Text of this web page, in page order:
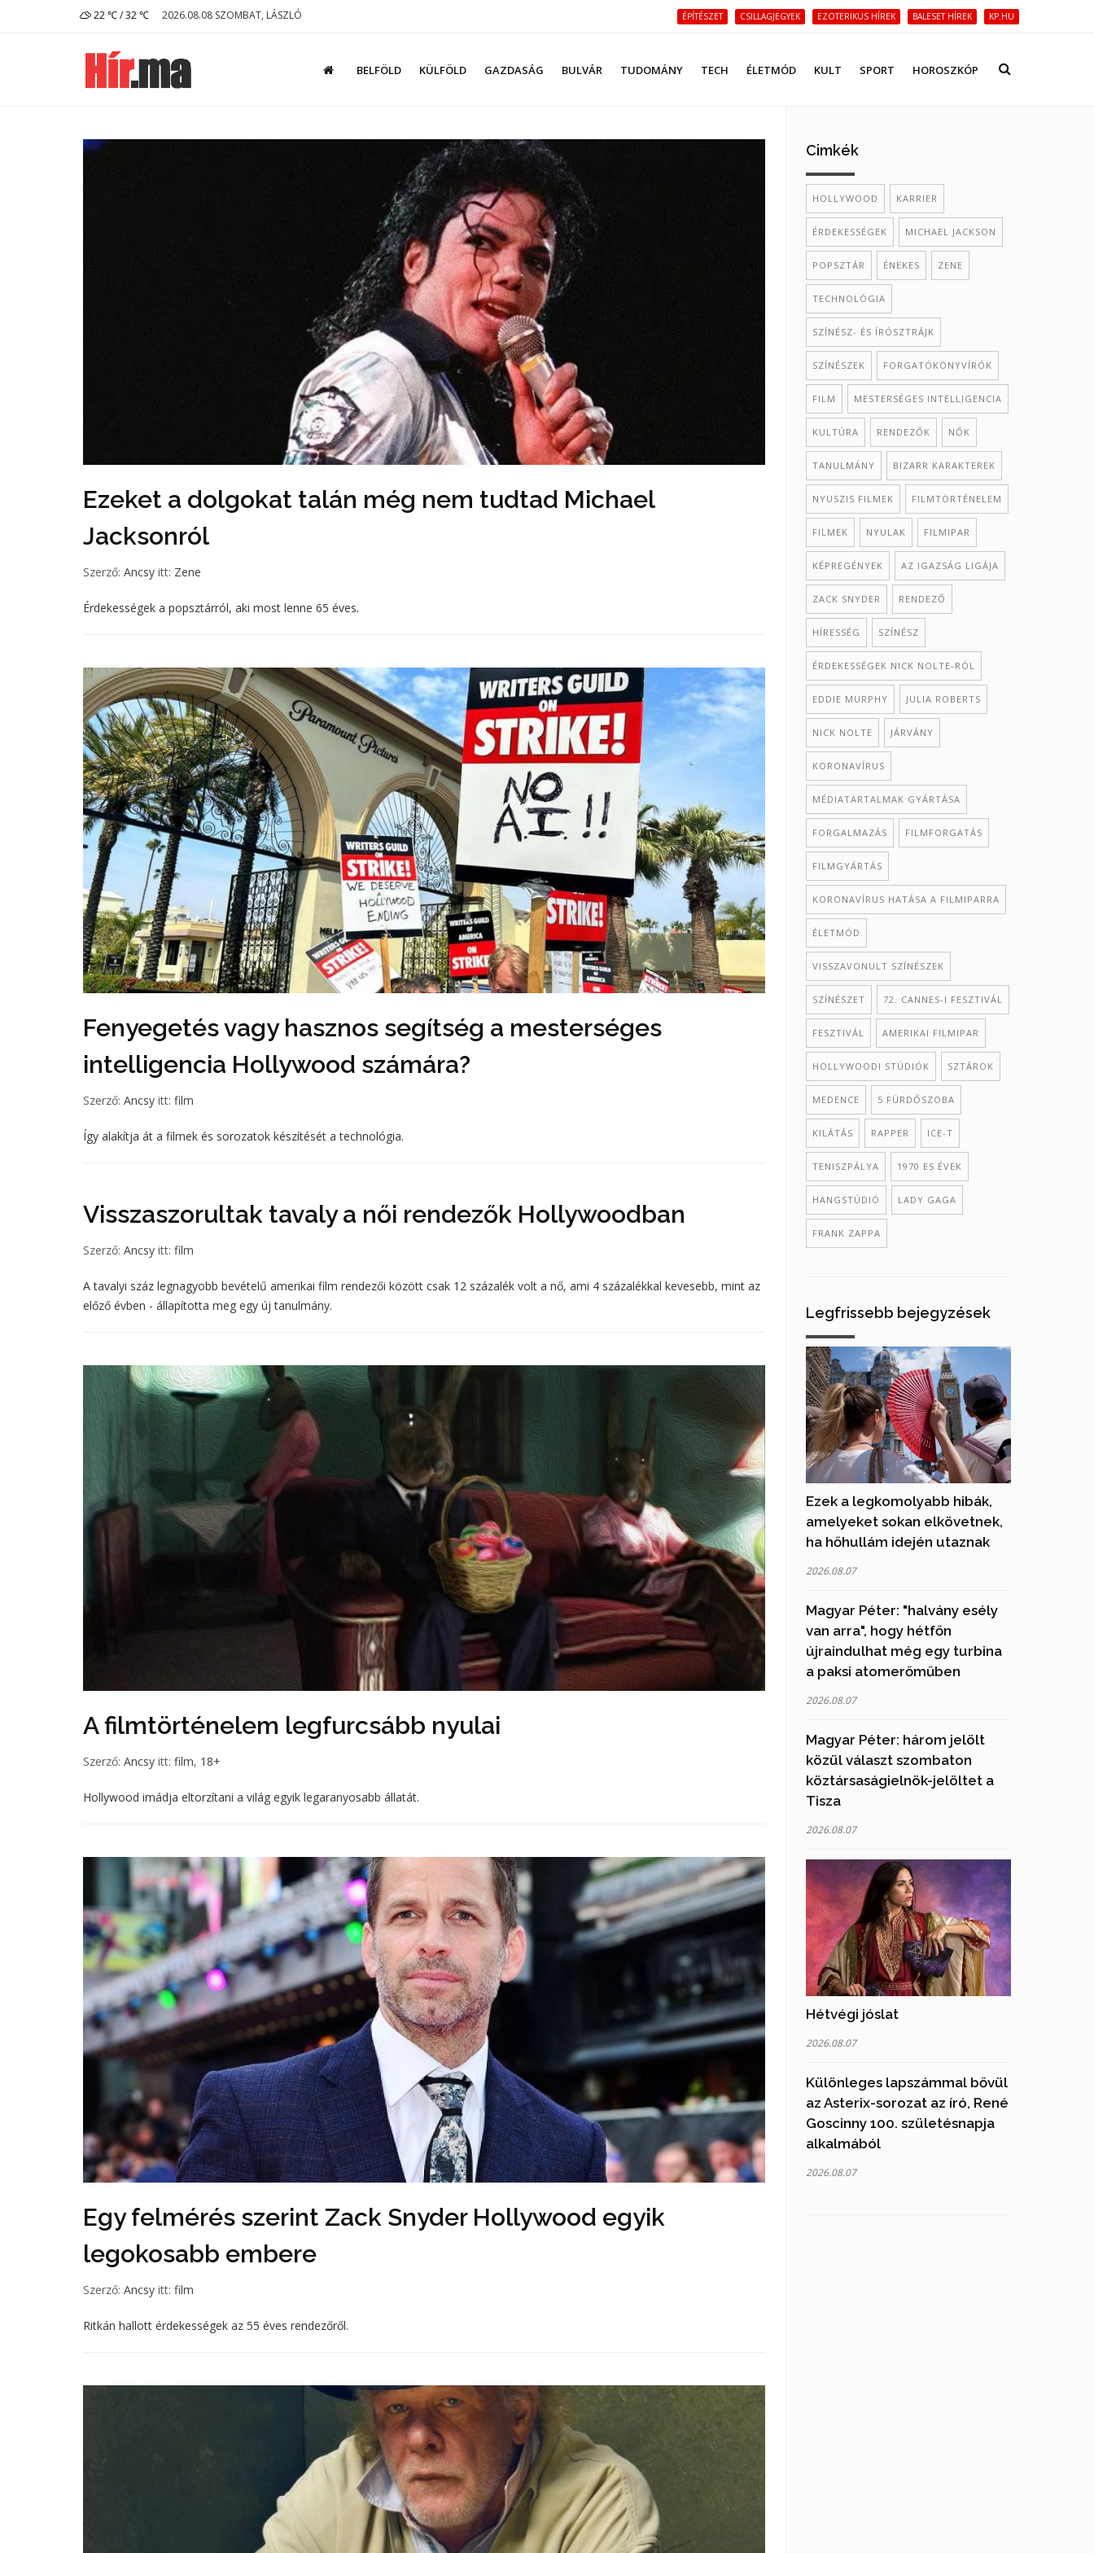
22 ℃ / 32 ℃ 2026.08.08 SZOMBAT, LÁSZLÓ ÉPÍTÉSZET CSILLAGJEGYEK EZOTERIKUS HÍREK BALESET HÍREK KP.HU
BELFÖLD KÜLFÖLD GAZDASÁG BULVÁR TUDOMÁNY TECH ÉLETMÓD KULT SPORT HOROSZKÓP
Ezeket a dolgokat talán még nem tudtad Michael
Jacksonról
Szerző: Ancsy itt: Zene
Érdekességek a popsztárról, aki most lenne 65 éves.
Fenyegetés vagy hasznos segítség a mesterséges
intelligencia Hollywood számára?
Szerző: Ancsy itt: film
Így alakítja át a filmek és sorozatok készítését a technológia.
Visszaszorultak tavaly a női rendezők Hollywoodban
Szerző: Ancsy itt: film
A tavalyi száz legnagyobb bevételű amerikai film rendezői között csak 12 százalék volt a nő, ami 4 százalékkal kevesebb, mint az
előző évben - állapította meg egy új tanulmány.
A filmtörténelem legfurcsább nyulai
Szerző: Ancsy itt: film, 18+
Hollywood imádja eltorzítani a világ egyik legaranyosabb állatát.
Egy felmérés szerint Zack Snyder Hollywood egyik
legokosabb embere
Szerző: Ancsy itt: film
Ritkán hallott érdekességek az 55 éves rendezőről.
Cimkék
HOLLYWOOD KARRIER
ÉRDEKESSÉGEK MICHAEL JACKSON
POPSZTÁR ÉNEKES ZENE
TECHNOLÓGIA
SZÍNÉSZ- ÉS ÍRÓSZTRÁJK
SZÍNÉSZEK FORGATÓKÖNYVÍRÓK
FILM MESTERSÉGES INTELLIGENCIA
KULTÚRA RENDEZŐK NŐK
TANULMÁNY BIZARR KARAKTEREK
NYUSZIS FILMEK FILMTÖRTÉNELEM
FILMEK NYULAK FILMIPAR
KÉPREGÉNYEK AZ IGAZSÁG LIGÁJA
ZACK SNYDER RENDEZŐ
HÍRESSÉG SZÍNÉSZ
ÉRDEKESSÉGEK NICK NOLTE-RÓL
EDDIE MURPHY JULIA ROBERTS
NICK NOLTE JÁRVÁNY
KORONAVÍRUS
MÉDIATARTALMAK GYÁRTÁSA
FORGALMAZÁS FILMFORGATÁS
FILMGYÁRTÁS
KORONAVÍRUS HATÁSA A FILMIPARRA
ÉLETMÓD
VISSZAVONULT SZÍNÉSZEK
SZÍNÉSZET 72. CANNES-I FESZTIVÁL
FESZTIVÁL AMERIKAI FILMIPAR
HOLLYWOODI STÚDIÓK SZTÁROK
MEDENCE 5 FÜRDŐSZOBA
KILÁTÁS RAPPER ICE-T
TENISZPÁLYA 1970 ES ÉVEK
HANGSTÚDIÓ LADY GAGA
FRANK ZAPPA
Legfrissebb bejegyzések
Ezek a legkomolyabb hibák,
amelyeket sokan elkövetnek,
ha hőhullám idején utaznak
2026.08.07
Magyar Péter: "halvány esély
van arra", hogy hétfőn
újraindulhat még egy turbina
a paksi atomerőműben
2026.08.07
Magyar Péter: három jelölt
közül választ szombaton
köztársaságielnök-jelöltet a
Tisza
2026.08.07
Hétvégi jóslat
2026.08.07
Különleges lapszámmal bővül
az Asterix-sorozat az író, René
Goscinny 100. születésnapja
alkalmából
2026.08.07